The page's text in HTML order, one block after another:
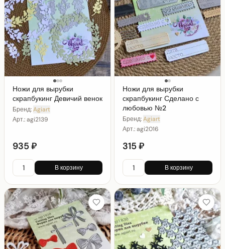
Ножи для вырубки
скрапбукинг Девичий венок
Бренд:Agiart
Арт.:agi2139
935 ₽
В корзину
Ножи для вырубки
скрапбукинг Сделано с
любовью №2
Бренд:Agiart
Арт.:agi2016
315 ₽
В корзину